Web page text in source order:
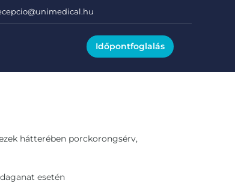
Időpontfoglalás
hátterében porckorongsérv,
esetén